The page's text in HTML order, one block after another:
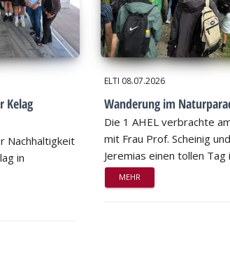
Kelag
Nachhaltigkeit
in
ELTI 08.07.2026
Wanderung im
Die 1 AHEL verbrachte
mit Frau Prof. Scheinig
Jeremias einen tollen Tag
MEHR